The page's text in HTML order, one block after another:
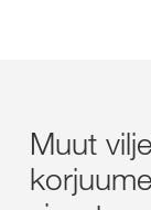
Muut